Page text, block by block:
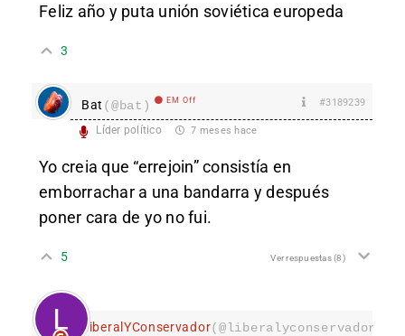
Feliz año y puta unión soviética europeda
3
Bat (@bat) EM Off #3189239
Líder político 7 meses hace
Yo creia que “errejoin” consistía en
emborrachar a una bandarra y después
poner cara de yo no fui.
5 Ver respuestas(8)
LiberalYConservador